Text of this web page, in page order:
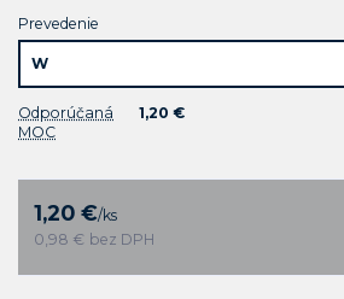
Prevedenie
Odporúčaná
MOC
1,20 €
1,20 €/ks
0,98 € bez DPH